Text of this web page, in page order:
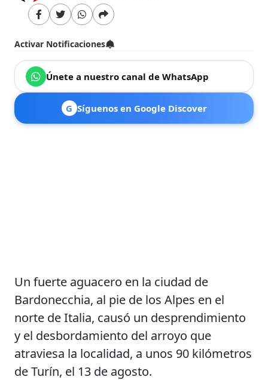
Activar Notificaciones
Únete a nuestro canal de WhatsApp
G Síguenos en Google Discover
Un fuerte aguacero en la ciudad de
Bardonecchia, al pie de los Alpes en el
norte de Italia, causó un desprendimiento
y el desbordamiento del arroyo que
atraviesa la localidad, a unos 90 kilómetros
de Turín, el 13 de agosto.